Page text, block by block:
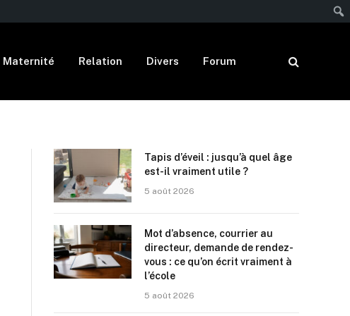
Maternité Relation Divers Forum
Tapis d’éveil : jusqu’à quel âge
est-il vraiment utile ?
5 août 2026
Mot d’absence, courrier au
directeur, demande de rendez-
vous : ce qu’on écrit vraiment à
l’école
5 août 2026